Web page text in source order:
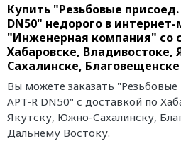
Купить "Резьбовые
DN50" недорого в интернет-
"Инженерная компания" со
Хабаровске, Владивостоке,
Сахалинске, Благовещенске
Вы можете заказать
APT-R DN50" с доставкой по
Якутску, Южно-Сахалинску,
Дальнему Востоку.